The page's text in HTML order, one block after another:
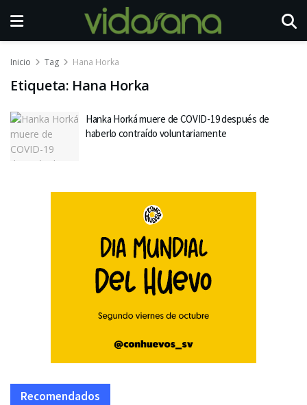
Inicio Tag Hana Horka
Etiqueta: Hana Horka
Hanka Horká muere de COVID-19 después de
haberlo contraído voluntariamente
Recomendados